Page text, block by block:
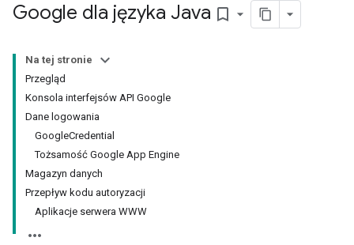
Google dla języka Java bookmark_border
Na tej stronie
Przegląd
Konsola interfejsów API Google
Dane logowania
GoogleCredential
Tożsamość Google App Engine
Magazyn danych
Przepływ kodu autoryzacji
Aplikacje serwera WWW